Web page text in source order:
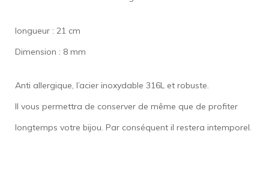
longueur : 21 cm
Dimension : 8 mm
Anti allergique, l’acier inoxydable 316L et robuste.
Il vous permettra de conserver de même que de profiter
longtemps votre bijou. Par conséquent il restera intemporel.